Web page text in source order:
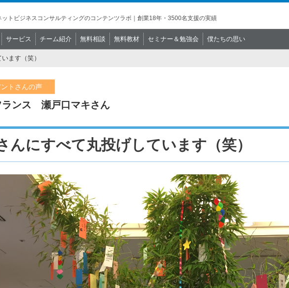
トビジネスコンサルティングのコンテンツラボ｜創業18年・3500名支援の実績
サービス チーム紹介 無料相談 無料教材 セミナー＆勉強会 僕たちの思い
ます（笑）
トさんの声
ランス 瀬戸口マキさん
んにすべて丸投げしています（笑）